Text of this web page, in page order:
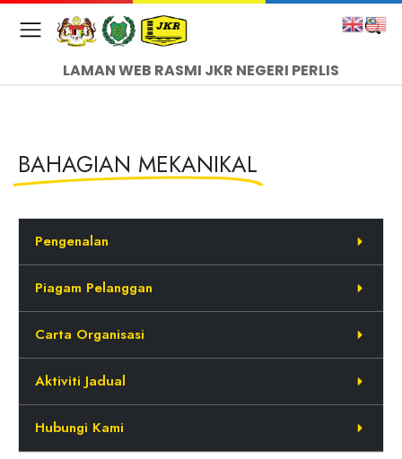
LAMAN WEB RASMI JKR NEGERI PERLIS
BAHAGIAN MEKANIKAL
Pengenalan
Piagam Pelanggan
Carta Organisasi
Aktiviti Jadual
Hubungi Kami